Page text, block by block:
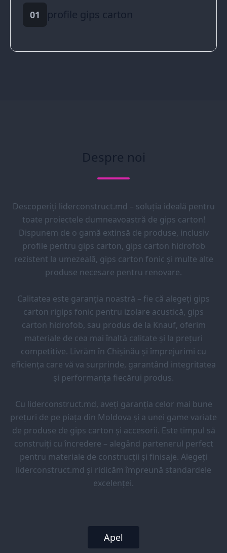
01 profile gips carton
Despre noi
Descoperiți liderconstruct.md – soluția ideală pentru
toate proiectele dumneavoastră de gips carton!
Dispunem de o gamă extinsă de produse, inclusiv
profile pentru gips carton, gips carton hidrofob
rezistent la umezeală, gips carton fonic și multe alte
produse necesare pentru renovare.
Calitatea este garanția noastră – fie că alegeți gips
carton rigips fonic pentru izolare acustică, gips
carton hidrofob, sau produs de la Knauf, oferim
materiale de cea mai înaltă calitate și la prețuri
competitive. Livrăm în Chișinău și împrejurimi cu
eficiența care vă va surprinde, garantând integritatea
și performanța fiecărui produs.
Cu liderconstruct.md, aveți garanția celor mai bune
prețuri de pe piața din Moldova și a unei game variate
de produse de gips carton și accesorii. Este timpul să
construiți cu încredere – alegând partenerul perfect
pentru materiale de construcții și finisaje. Alegeți
liderconstruct.md și ridicăm împreună standardele
excelenței.
Apel